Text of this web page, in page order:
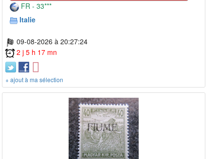
FR - 33***
Italie
09-08-2026 à 20:27:24
2 j 5 h 17 mn
+ ajout à ma sélection